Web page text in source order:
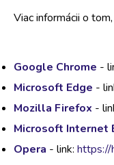
Viac informácii o
Google Chrome -
Microsoft Edge -
Mozilla Firefox -
Microsoft Internet
Opera - link: https://